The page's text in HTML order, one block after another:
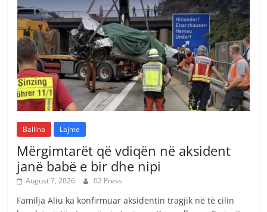
Ballina Lajme
Mërgimtarët që vdiqën në aksident
janë babë e bir dhe nipi
August 7, 2026 02 Press
Familja Aliu ka konfirmuar aksidentin tragjik në të cilin